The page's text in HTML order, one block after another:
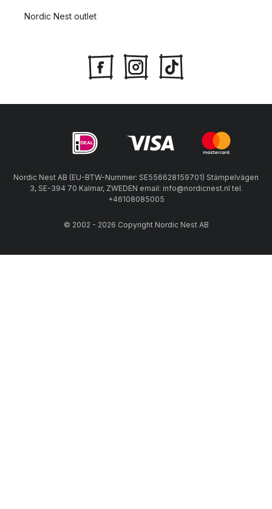
Nordic Nest outlet
Nordic Nest AB (EU-BTW-Nummer: SE556628159701) Stämpelvägen
3, SE-394 70 Kalmar, ZWEDEN email: info@nordicnest.nl tel.
+46108085005
© 2002 - 2026 Copyright Nordic Nest AB